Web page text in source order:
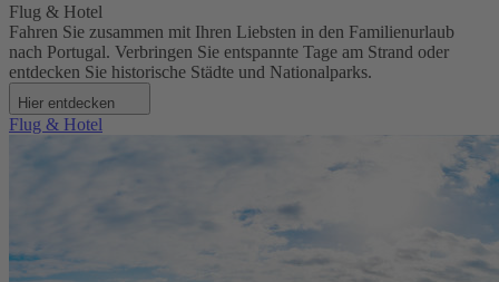
Flug & Hotel
Fahren Sie zusammen mit Ihren Liebsten in den Familienurlaub
nach Portugal. Verbringen Sie entspannte Tage am Strand oder
entdecken Sie historische Städte und Nationalparks.
Hier entdecken
Flug & Hotel